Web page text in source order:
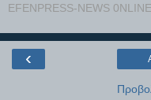
EFENPRESS-NEWS 0NLINE
‹